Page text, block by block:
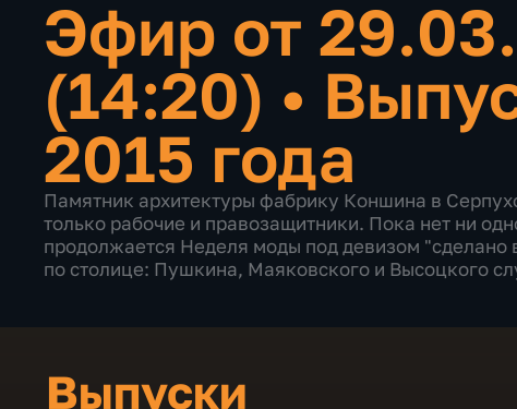
Эфир от
(14:20) •
2015 года
Памятник архитектуры фабрику Коншина в
только рабочие и правозащитники. Пока нет ни
продолжается Неделя моды под девизом "сделано
по столице: Пушкина, Маяковского и Высоцкого
Выпуски